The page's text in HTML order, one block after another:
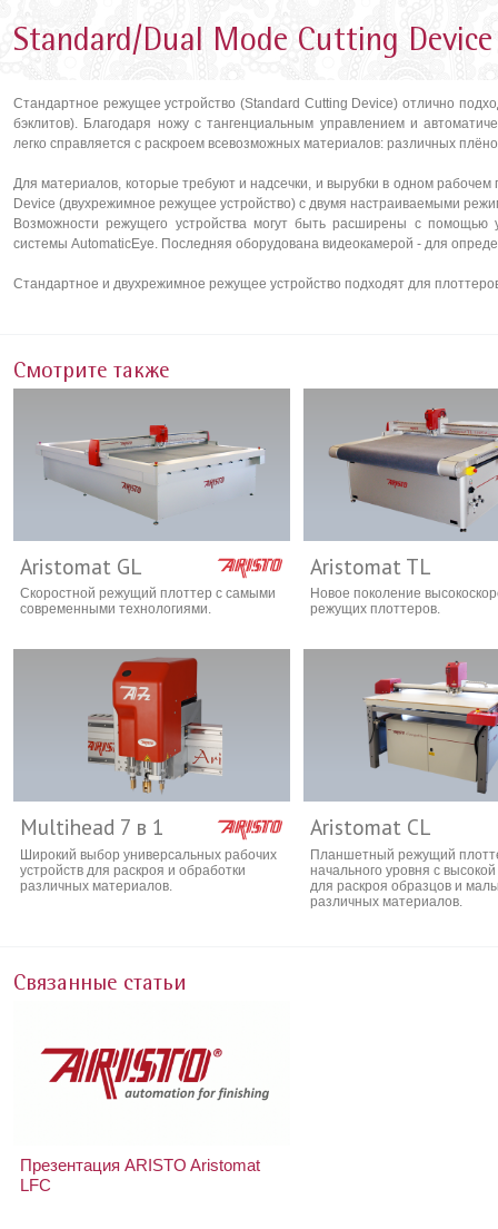
Standard/Dual Mode Cutting Device
Стандартное режущее устройство (Standard Cutting Device) отлично
бэклитов). Благодаря ножу с тангенциальным управлением и
легко справляется с раскроем всевозможных материалов: различных
Для материалов, которые требуют и надсечки, и вырубки в одном
Device (двухрежимное режущее устройство) с двумя настраиваемыми
Возможности режущего устройства могут быть расширены с помощью
системы AutomaticEye. Последняя оборудована видеокамерой - для
Стандартное и двухрежимное режущее устройство подходят для
Смотрите также
Aristomat GL
Скоростной режущий плоттер с самыми
современными технологиями.
Aristomat TL
Новое поколение
режущих плоттеров.
Multihead 7 в 1
Широкий выбор универсальных рабочих
устройств для раскроя и обработки
различных материалов.
Aristomat CL
Планшетный режущий
начального уровня с
для раскроя образцов и
различных материалов.
Связанные статьи
Презентация ARISTO Aristomat
LFC